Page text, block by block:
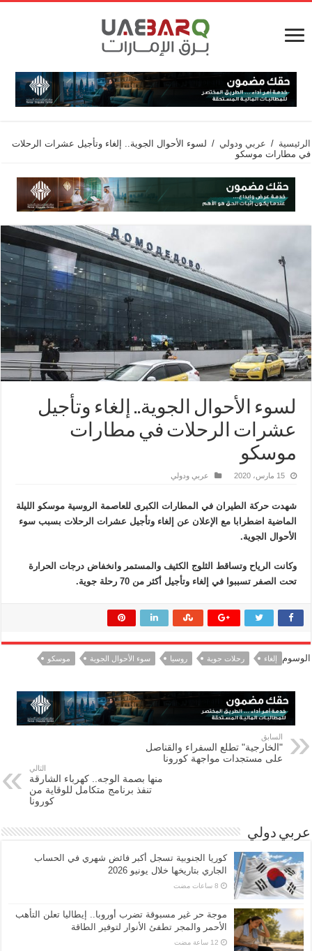
الرئيسية / عربي ودولي / لسوء الأحوال الجوية.. إلغاء وتأجيل عشرات الرحلات
في مطارات موسكو
لسوء الأحوال الجوية.. إلغاء وتأجيل
عشرات الرحلات في مطارات
موسكو
15 مارس، 2020 عربي ودولي
شهدت حركة الطيران في المطارات الكبرى للعاصمة الروسية موسكو الليلة
الماضية اضطرابا مع الإعلان عن إلغاء وتأجيل عشرات الرحلات بسبب سوء
الأحوال الجوية.
وكانت الرياح وتساقط الثلوج الكثيف والمستمر وانخفاض درجات الحرارة
تحت الصفر تسببوا في إلغاء وتأجيل أكثر من 70 رحلة جوية.
الوسوم إلغاء رحلات جوية روسيا سوء الأحوال الجوية موسكو
السابق
"الخارجية" تطلع السفراء والقناصل
على مستجدات مواجهة كورونا
التالي
منها بصمة الوجه.. كهرباء الشارقة
تنفذ برنامج متكامل للوقاية من
كورونا
عربي دولي
كوريا الجنوبية تسجل أكبر فائض شهري في الحساب
الجاري بتاريخها خلال يونيو 2026
موجة حر غير مسبوقة تضرب أوروبا.. إيطاليا تعلن التأهب
الأحمر والمجر تطفئ الأنوار لتوفير الطاقة